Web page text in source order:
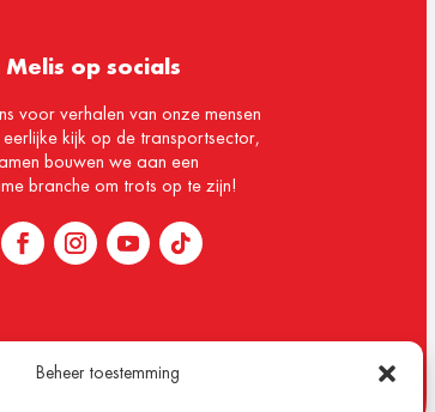
Beheer toestemming
op socials
voor verhalen van onze mensen
eerlijke kijk op de transportsector,
bouwen we aan een
branche om trots op te zijn!